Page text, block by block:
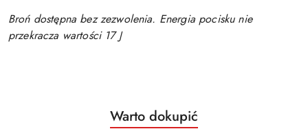
Broń dostępna bez zezwolenia. Energia pocisku nie
przekracza wartości 17 J
Pomiń karuzelę produktów
Produkty
o
Warto dokupić